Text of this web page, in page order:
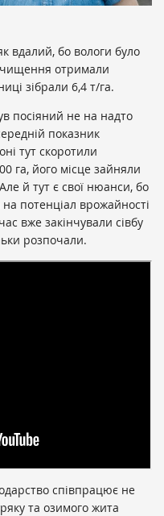
вдалий, бо вологи було
отримали
зібрали 6,4 т/га.
посіяний не на надто
показник
тут скоротили
га, його місце зайняли
й тут є свої нюанси, бо
потенціал врожайності
вже закінчували сівбу
розпочали.
співпрацює не
та озимого жита